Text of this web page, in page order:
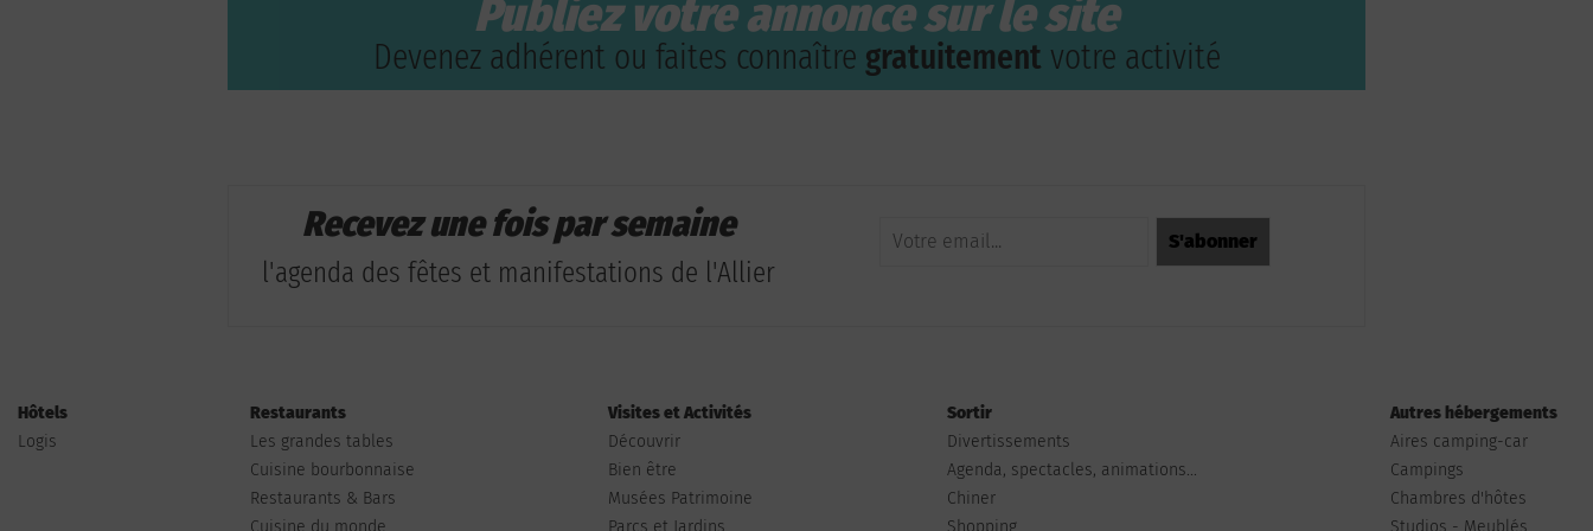
Publiez votre annonce sur le site
Devenez adhérent ou faites connaître gratuitement votre activité
Recevez une fois par semaine
l'agenda des fêtes et manifestations de l'Allier
Hôtels
Logis
Restaurants
Les grandes tables
Cuisine bourbonnaise
Restaurants & Bars
Cuisine du monde
Visites et Activités
Découvrir
Bien être
Musées Patrimoine
Parcs et Jardins
Sortir
Divertissements
Agenda, spectacles, animations...
Chiner
Shopping
Autres hébergements
Aires camping-car
Campings
Chambres d'hôtes
Studios - Meublés